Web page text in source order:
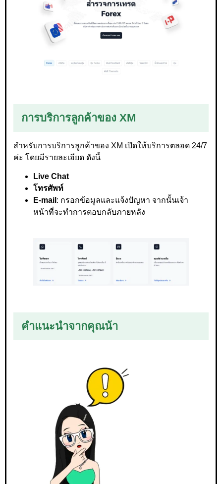
การบริการลูกค้าของ XM
สำหรับการบริการลูกค้าของ XM เปิดให้บริการตลอด 24/7
ค่ะ โดยมีรายละเอียด ดังนี้
Live Chat
โทรศัพท์
E-mail : กรอกข้อมูลและแจ้งปัญหา จากนั้นเจ้า
หน้าที่จะทำการตอบกลับภายหลัง
คำแนะนำจากคุณน้า